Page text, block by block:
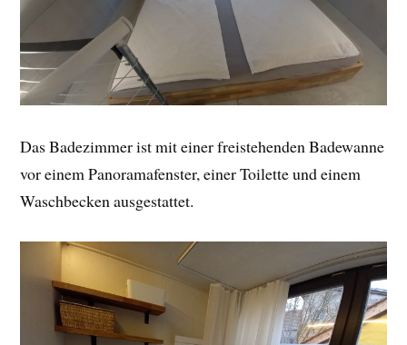
Das Badezimmer ist mit einer freistehenden Badewanne
vor einem Panoramafenster, einer Toilette und einem
Waschbecken ausgestattet.